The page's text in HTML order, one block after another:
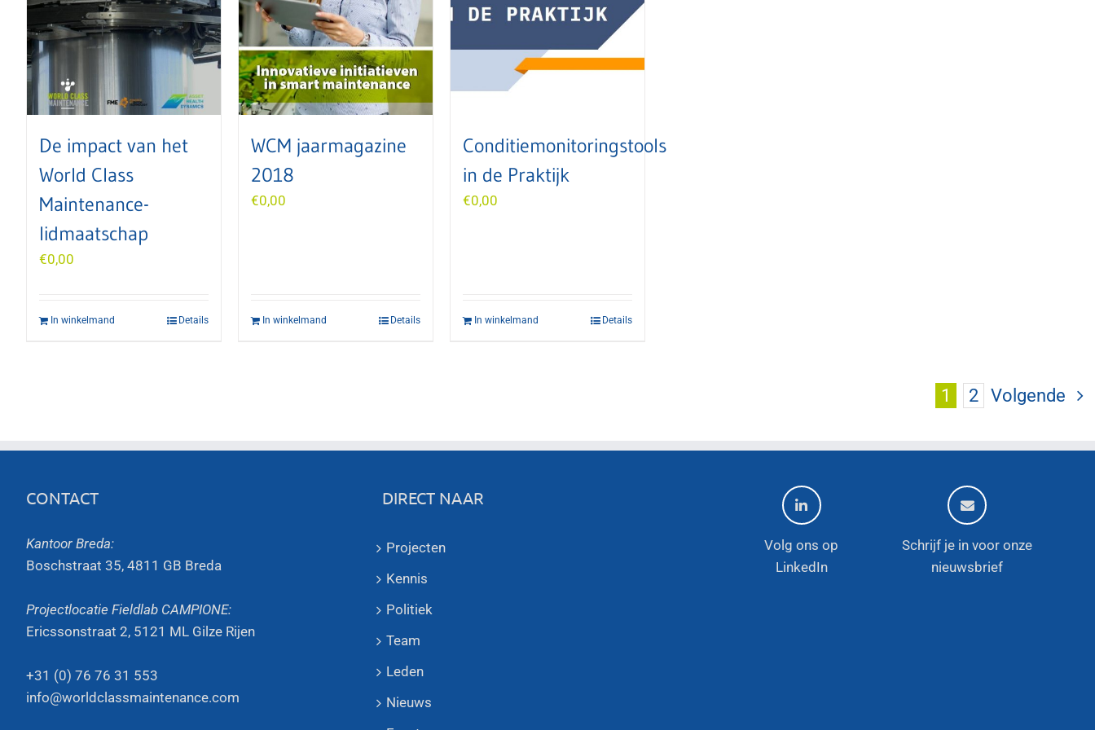
De impact van het
World Class
Maintenance-
lidmaatschap
€0,00
In winkelmand Details
WCM jaarmagazine
2018
€0,00
In winkelmand Details
Conditiemonitoringstools
in de Praktijk
€0,00
In winkelmand Details
1 2 Volgende
CONTACT
Kantoor Breda:
Boschstraat 35, 4811 GB Breda
Projectlocatie Fieldlab CAMPIONE:
Ericssonstraat 2, 5121 ML Gilze Rijen
+31 (0) 76 76 31 553
info@worldclassmaintenance.com
DIRECT NAAR
Projecten
Kennis
Politiek
Team
Leden
Nieuws
Volg ons op
LinkedIn
Schrijf je in voor onze
nieuwsbrief